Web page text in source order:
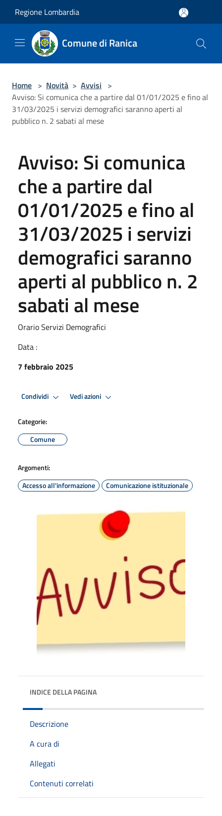
Regione Lombardia
Comune di Ranica
Home > Novità > Avvisi >
Avviso: Si comunica che a partire dal 01/01/2025 e fino al
31/03/2025 i servizi demografici saranno aperti al
pubblico n. 2 sabati al mese
Avviso: Si comunica
che a partire dal
01/01/2025 e fino al
31/03/2025 i servizi
demografici saranno
aperti al pubblico n. 2
sabati al mese
Orario Servizi Demografici
Data :
7 febbraio 2025
Condividi Vedi azioni
Categorie:
Comune
Argomenti:
Accesso all'informazione
Comunicazione istituzionale
INDICE DELLA PAGINA
Descrizione
A cura di
Allegati
Contenuti correlati